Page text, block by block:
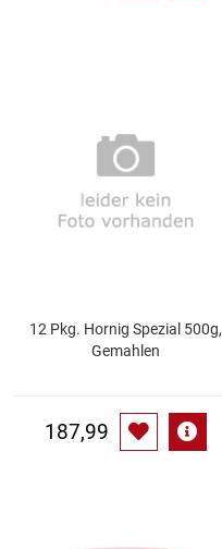
Zucker / Süßstoffe
12 Pkg. Hornig Spezial 500g,
Gemahlen
187,99